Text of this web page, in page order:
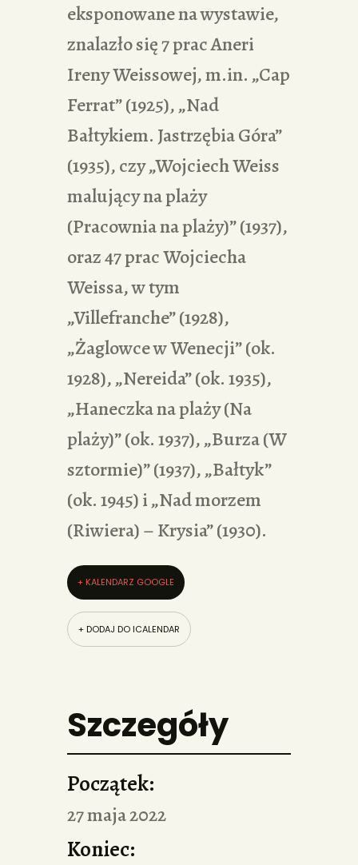
eksponowane na wystawie,
znalazło się 7 prac Aneri
Ireny Weissowej, m.in. „Cap
Ferrat” (1925), „Nad
Bałtykiem. Jastrzębia Góra”
(1935), czy „Wojciech Weiss
malujący na plaży
(Pracownia na plaży)” (1937),
oraz 47 prac Wojciecha
Weissa, w tym
„Villefranche” (1928),
„Żaglowce w Wenecji” (ok.
1928), „Nereida” (ok. 1935),
„Haneczka na plaży (Na
plaży)” (ok. 1937), „Burza (W
sztormie)” (1937), „Bałtyk”
(ok. 1945) i „Nad morzem
(Riwiera) – Krysia” (1930).
+ KALENDARZ GOOGLE
+ DODAJ DO ICALENDAR
Szczegóły
Początek:
27 maja 2022
Koniec: